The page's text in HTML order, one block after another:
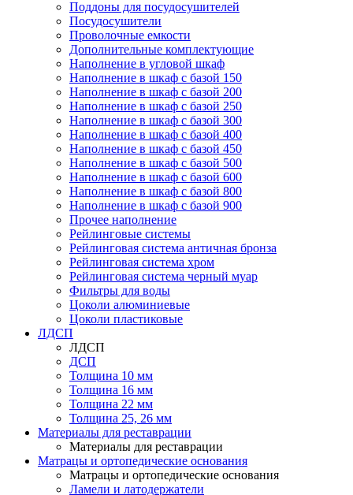
Поддоны для посудосушителей
Посудосушители
Проволочные емкости
Дополнительные комплектующие
Наполнение в угловой шкаф
Наполнение в шкаф с базой 150
Наполнение в шкаф с базой 200
Наполнение в шкаф с базой 250
Наполнение в шкаф с базой 300
Наполнение в шкаф с базой 400
Наполнение в шкаф с базой 450
Наполнение в шкаф с базой 500
Наполнение в шкаф с базой 600
Наполнение в шкаф с базой 800
Наполнение в шкаф с базой 900
Прочее наполнение
Рейлинговые системы
Рейлинговая система античная бронза
Рейлинговая система хром
Рейлинговая система черный муар
Фильтры для воды
Цоколи алюминиевые
Цоколи пластиковые
ЛДСП
ЛДСП
ДСП
Толщина 10 мм
Толщина 16 мм
Толщина 22 мм
Толщина 25, 26 мм
Материалы для реставрации
Материалы для реставрации
Матрацы и ортопедические основания
Матрацы и ортопедические основания
Ламели и латодержатели